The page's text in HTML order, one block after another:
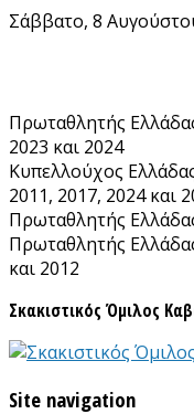
Skip
Σάββατο, 8
Πρωταθλητής
2023 και 2024
Κυπελλούχος
2011, 2017, 2024 και
Πρωταθλητής
Πρωταθλητής
και 2012
Σκακιστικός Όμιλος
Site navigation